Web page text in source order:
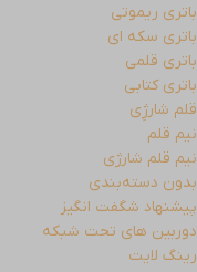
باتری ریموتی
باتری سکه ای
باتری قلمی
باتری کتابی
قلم شارژِی
نیم قلم
نیم قلم شارژی
بدون دسته‌بندی
پیشنهاد شگفت انگیز
دوربین های تحت شبکه
رینگ لایت